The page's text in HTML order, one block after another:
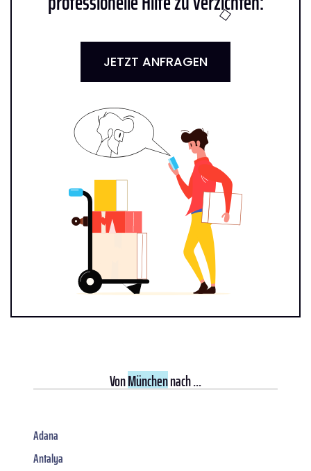
JETZT ANFRAGEN
VonMünchennach ...
Adana
Antalya